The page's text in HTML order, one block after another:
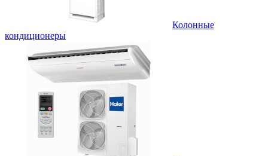
Колонные
кондиционеры